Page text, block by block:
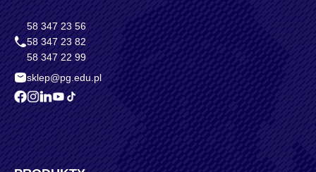
58 347 23 56
58 347 23 82
58 347 22 99
sklep@pg.edu.pl